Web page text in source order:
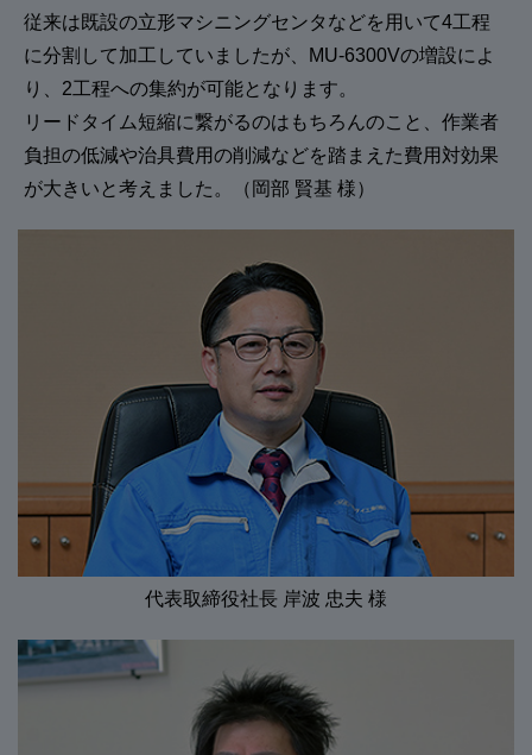
従来は既設の立形マシニングセンタなどを用いて4工程
に分割して加工していましたが、MU-6300Vの増設によ
り、2工程への集約が可能となります。
リードタイム短縮に繋がるのはもちろんのこと、作業者
負担の低減や治具費用の削減などを踏まえた費用対効果
が大きいと考えました。（岡部 賢基 様）
代表取締役社長 岸波 忠夫 様